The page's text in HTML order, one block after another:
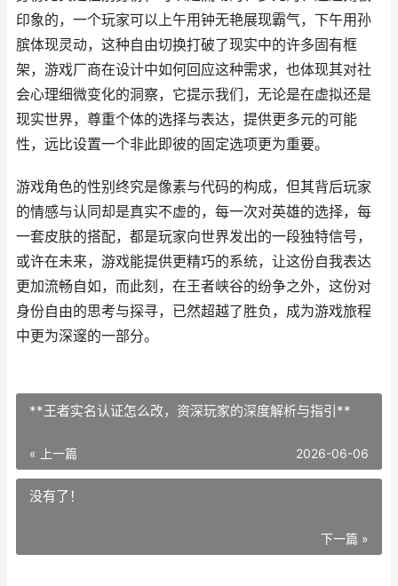
印象的，一个玩家可以上午用钟无艳展现霸气，下午用孙
膑体现灵动，这种自由切换打破了现实中的许多固有框
架，游戏厂商在设计中如何回应这种需求，也体现其对社
会心理细微变化的洞察，它提示我们，无论是在虚拟还是
现实世界，尊重个体的选择与表达，提供更多元的可能
性，远比设置一个非此即彼的固定选项更为重要。
游戏角色的性别终究是像素与代码的构成，但其背后玩家
的情感与认同却是真实不虚的，每一次对英雄的选择，每
一套皮肤的搭配，都是玩家向世界发出的一段独特信号，
或许在未来，游戏能提供更精巧的系统，让这份自我表达
更加流畅自如，而此刻，在王者峡谷的纷争之外，这份对
身份自由的思考与探寻，已然超越了胜负，成为游戏旅程
中更为深邃的一部分。
**王者实名认证怎么改，资深玩家的深度解析与指引**
« 上一篇 2026-06-06
没有了！
下一篇 »